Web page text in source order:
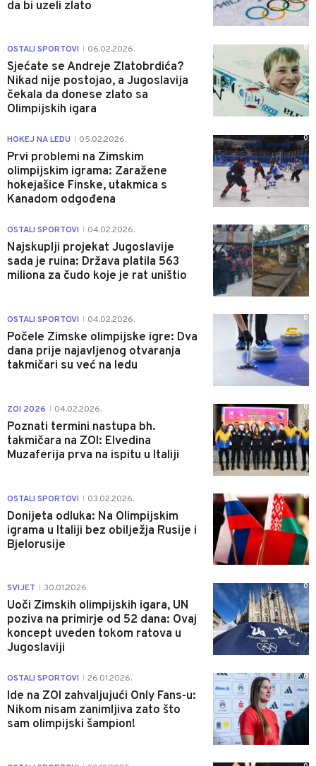
da bi uzeli zlato
OSTALI SPORTOVI 06.02.2026.
Sjećate se Andreje Zlatobrdića?
Nikad nije postojao, a Jugoslavija
čekala da donese zlato sa
Olimpijskih igara
0
HOKEJ NA LEDU 05.02.2026.
Prvi problemi na Zimskim
olimpijskim igrama: Zaražene
hokejašice Finske, utakmica s
Kanadom odgođena
0
OSTALI SPORTOVI 04.02.2026.
Najskuplji projekat Jugoslavije
sada je ruina: Država platila 563
miliona za čudo koje je rat uništio
0
OSTALI SPORTOVI 04.02.2026.
Počele Zimske olimpijske igre: Dva
dana prije najavljenog otvaranja
takmičari su već na ledu
0
ZOI 2026 04.02.2026.
Poznati termini nastupa bh.
takmičara na ZOI: Elvedina
Muzaferija prva na ispitu u Italiji
0
OSTALI SPORTOVI 03.02.2026.
Donijeta odluka: Na Olimpijskim
igrama u Italiji bez obilježja Rusije i
Bjelorusije
0
SVIJET 30.01.2026.
Uoči Zimskih olimpijskih igara, UN
poziva na primirje od 52 dana: Ovaj
koncept uveden tokom ratova u
Jugoslaviji
0
OSTALI SPORTOVI 26.01.2026.
Ide na ZOI zahvaljujući Only Fans-u:
Nikom nisam zanimljiva zato što
sam olimpijski šampion!
0